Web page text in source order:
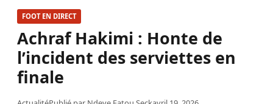
FOOT EN DIRECT
Achraf Hakimi : Honte de
l’incident des serviettes en
finale